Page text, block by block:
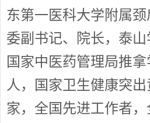
东第一医科大学附属
委副书记、院长，泰山
国家中医药管理局推
人，国家卫生健康突
家，全国先进工作者